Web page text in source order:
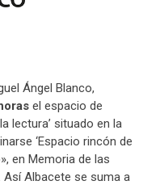
Ángel Blanco,
el espacio de
lectura’ situado en la
‘Espacio rincón de
en Memoria de las
Albacete se suma a